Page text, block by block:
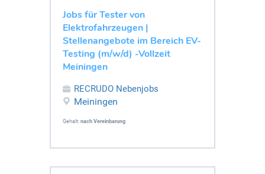
Jobs für Tester von
Elektrofahrzeugen |
Stellenangebote im Bereich EV-
Testing (m/w/d) -Vollzeit
Meiningen
RECRUDO Nebenjobs
Meiningen
Gehalt: nach Vereinbarung